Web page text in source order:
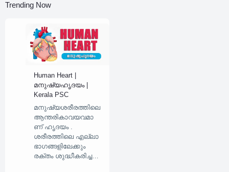
Trending Now
Human Heart |
മനുഷ്യഹൃദയം |
Kerala PSC
മനുഷ്യശരീരത്തിലെ
ആന്തരികാവയവമാ
ണ് ഹൃദയം .
ശരീരത്തിലെ എല്ലാ
ഭാഗങ്ങളിലേക്കും
രക്തം ശുദ്ധീകരിച്ച…